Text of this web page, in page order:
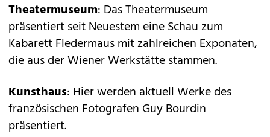
Theatermuseum: Das Theatermuseum
präsentiert seit Neuestem eine Schau zum
Kabarett Fledermaus mit zahlreichen Exponaten,
die aus der Wiener Werkstätte stammen.
Kunsthaus: Hier werden aktuell Werke des
französischen Fotografen Guy Bourdin
präsentiert.